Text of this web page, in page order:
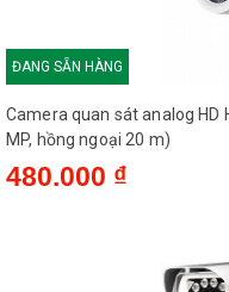
ĐANG SẴN HÀNG
Camera quan sát analog HD
MP, hồng ngoại 20 m)
480.000 ₫